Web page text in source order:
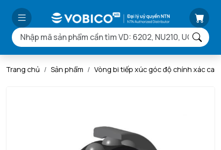
Trang chủ Sản phẩm Vòng bi tiếp xúc góc độ chính xác cao